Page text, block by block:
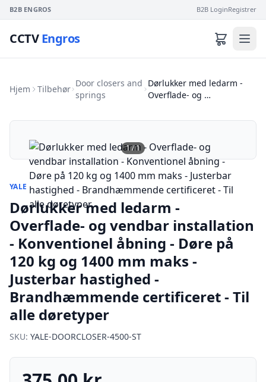
B2B ENGROS B2B LoginRegistrer
CCTVEngros
Hjem Tilbehør
Door closers and
springs
Dørlukker med ledarm -
Overflade- og …
1/1
YALE
Dørlukker med ledarm -
Overflade- og vendbar installation
- Konventionel åbning - Døre på
120 kg og 1400 mm maks -
Justerbar hastighed -
Brandhæmmende certificeret - Til
alle døretyper
SKU: YALE-DOORCLOSER-4500-ST